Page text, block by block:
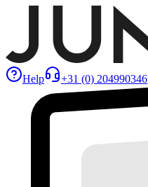
Help +31 (0) 204990346